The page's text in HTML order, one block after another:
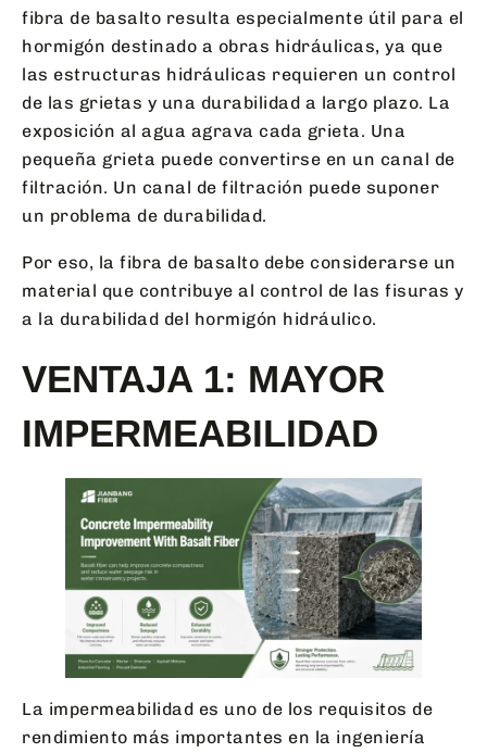
fibra de basalto resulta especialmente útil para el
hormigón destinado a obras hidráulicas, ya que
las estructuras hidráulicas requieren un control
de las grietas y una durabilidad a largo plazo. La
exposición al agua agrava cada grieta. Una
pequeña grieta puede convertirse en un canal de
filtración. Un canal de filtración puede suponer
un problema de durabilidad.
Por eso, la fibra de basalto debe considerarse un
material que contribuye al control de las fisuras y
a la durabilidad del hormigón hidráulico.
VENTAJA 1: MAYOR
IMPERMEABILIDAD
La impermeabilidad es uno de los requisitos de
rendimiento más importantes en la ingeniería